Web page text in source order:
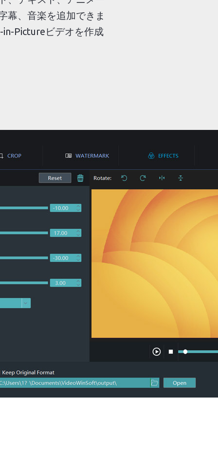
幕、音楽を追加できま
Pictureビデオを作成